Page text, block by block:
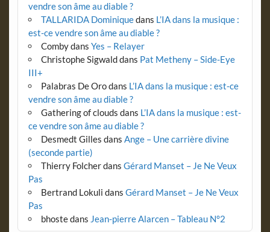
vendre son âme au diable ?
TALLARIDA Dominiquedans L’IA dans la musique :
est-ce vendre son âme au diable ?
Combydans Yes – Relayer
Christophe Sigwalddans Pat Metheny – Side-Eye
III+
Palabras De Orodans L’IA dans la musique : est-ce
vendre son âme au diable ?
Gathering of clouds dans L’IA dans la musique : est-
ce vendre son âme au diable ?
Desmedt Gilles dans Ange – Une carrière divine
(seconde partie)
Thierry Folcherdans Gérard Manset – Je Ne Veux
Pas
Bertrand Lokuli dans Gérard Manset – Je Ne Veux
Pas
bhostedans Jean-pierre Alarcen – Tableau N°2